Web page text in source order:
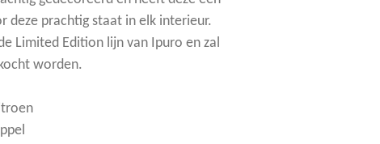
deze prachtig staat in elk interieur.
Limited Edition lijn van Ipuro en zal
worden.